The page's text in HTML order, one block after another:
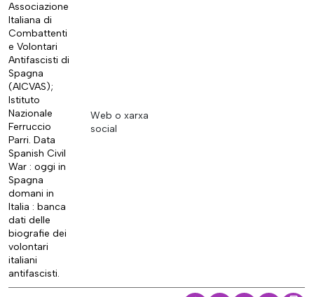
Associazione
Italiana di
Combattenti
e Volontari
Antifascisti di
Spagna
(AICVAS);
Istituto
Nazionale
Ferruccio
Parri. Data
Spanish Civil
War : oggi in
Spagna
domani in
Italia : banca
dati delle
biografie dei
volontari
italiani
antifascisti.
Web o xarxa
social